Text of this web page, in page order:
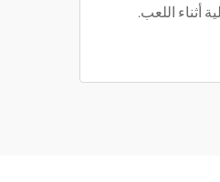
أثناء اللعب.